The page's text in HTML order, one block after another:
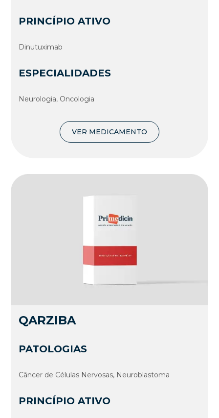
PRINCÍPIO ATIVO
Dinutuximab
ESPECIALIDADES
Neurologia, Oncologia
VER MEDICAMENTO
QARZIBA
PATOLOGIAS
Câncer de Células Nervosas, Neuroblastoma
PRINCÍPIO ATIVO